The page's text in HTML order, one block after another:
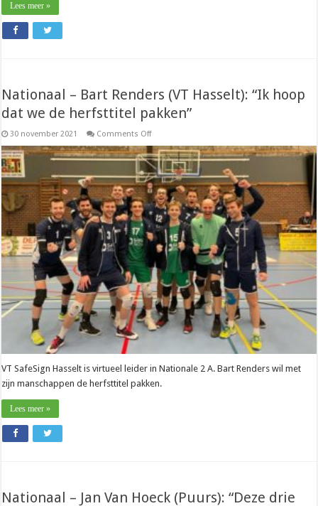
Lees meer »
Nationaal – Bart Renders (VT Hasselt): “Ik hoop
dat we de herfsttitel pakken”
30 november 2021 Comments Offon
–
Bart
Renders
(VT
Hasselt):
“Ik
hoop
dat
we
de
herfsttitel
pakken”
VT SafeSign Hasselt is virtueel leider in Nationale 2 A. Bart Renders wil met
zijn manschappen de herfsttitel pakken.
Lees meer »
Nationaal – Jan Van Hoeck (Puurs): “Deze drie